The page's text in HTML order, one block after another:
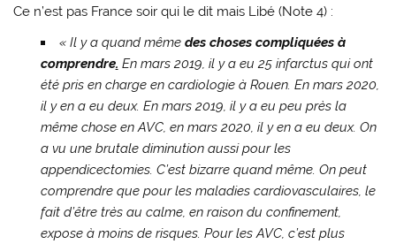
Ce n’est pas France soir qui le dit mais Libé (Note 4) :
« Il y a quand même des choses compliquées à
comprendre. En mars 2019, il y a eu 25 infarctus qui ont
été pris en charge en cardiologie à Rouen. En mars 2020,
il y en a eu deux. En mars 2019, il y a eu peu près la
même chose en AVC, en mars 2020, il y en a eu deux. On
a vu une brutale diminution aussi pour les
appendicectomies. C’est bizarre quand même. On peut
comprendre que pour les maladies cardiovasculaires, le
fait d’être très au calme, en raison du confinement,
expose à moins de risques. Pour les AVC, c’est plus